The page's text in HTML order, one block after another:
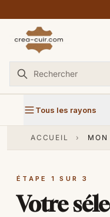
Tous les rayons
ACCUEIL › MON
ÉTAPE 1 SUR 3
Votre